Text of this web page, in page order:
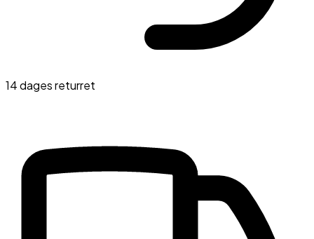
14 dages returret